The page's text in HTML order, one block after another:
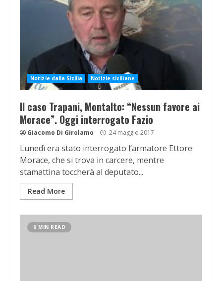
Notizie dalla Sicilia Notizie siciliane
Il caso Trapani, Montalto: “Nessun favore ai
Morace”. Oggi interrogato Fazio
Giacomo Di Girolamo 24 maggio 2017
Lunedì era stato interrogato l’armatore Ettore
Morace, che si trova in carcere, mentre
stamattina toccherà al deputato...
Read More
6 MIN READ